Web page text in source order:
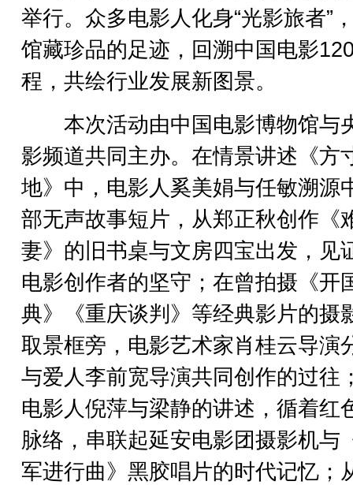
举行。众多电影人化身“光影旅者”
馆藏珍品的足迹，回溯中国电影
程，共绘行业发展新图景。
本次活动由中国电影博物馆与
影频道共同主办。在情景讲述《方
地》中，电影人奚美娟与任敏溯源
部无声故事短片，从郑正秋创作《
妻》的旧书桌与文房四宝出发，见
电影创作者的坚守；在曾拍摄《开
典》《重庆谈判》等经典影片的摄
取景框旁，电影艺术家肖桂云导演
与爱人李前宽导演共同创作的过往
电影人倪萍与梁静的讲述，循着红
脉络，串联起延安电影团摄影机与
军进行曲》黑胶唱片的时代记忆；